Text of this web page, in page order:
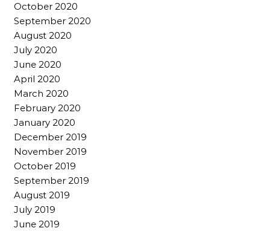
October 2020
September 2020
August 2020
July 2020
June 2020
April 2020
March 2020
February 2020
January 2020
December 2019
November 2019
October 2019
September 2019
August 2019
July 2019
June 2019